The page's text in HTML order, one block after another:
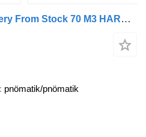
Emirsan Immediate Delivery From Stock 70 M3 HARDOX ACCORDION TIPPER
pnömatik/pnömatik